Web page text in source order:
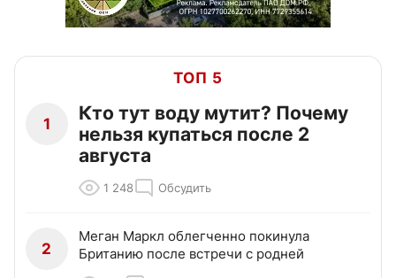
ТОП 5
1
Кто тут воду мутит? Почему
нельзя купаться после 2
августа
1 248 Обсудить
2
Меган Маркл облегченно покинула
Британию после встречи с родней